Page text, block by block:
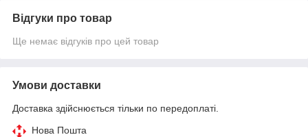
Відгуки про товар
Ще немає відгуків про цей товар
Умови доставки
Доставка здійснюється тільки по передоплаті.
Нова Пошта